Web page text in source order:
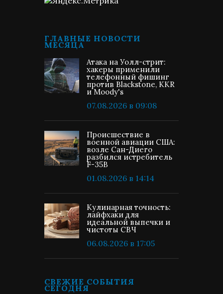
ГЛАВНЫЕ НОВОСТИ
МЕСЯЦА
Атака на Уолл-стрит:
хакеры применили
телефонный фишинг
против Blackstone, KKR
и Moody's
07.08.2026 в 09:08
Происшествие в
военной авиации США:
возле Сан-Диего
разбился истребитель
F-35B
01.08.2026 в 14:14
Кулинарная точность:
лайфхаки для
идеальной выпечки и
чистоты СВЧ
06.08.2026 в 17:05
СВЕЖИЕ СОБЫТИЯ
СЕГОДНЯ